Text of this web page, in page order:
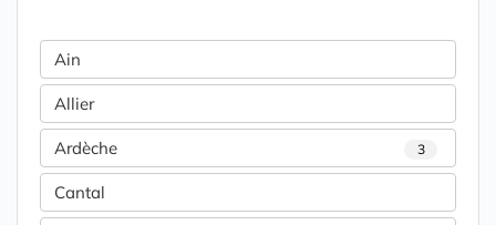
Ain
Allier
Ardèche 3
Cantal